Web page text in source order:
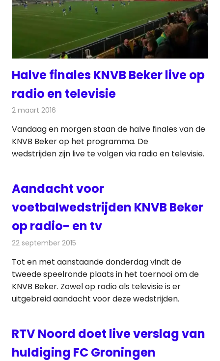
Halve finales KNVB Beker live op
radio en televisie
2 maart 2016
Vandaag en morgen staan de halve finales van de
KNVB Beker op het programma. De
wedstrijden zijn live te volgen via radio en televisie.
Aandacht voor
voetbalwedstrijden KNVB Beker
op radio- en tv
22 september 2015
Tot en met aanstaande donderdag vindt de
tweede speelronde plaats in het toernooi om de
KNVB Beker. Zowel op radio als televisie is er
uitgebreid aandacht voor deze wedstrijden.
RTV Noord doet live verslag van
huldiging FC Groningen